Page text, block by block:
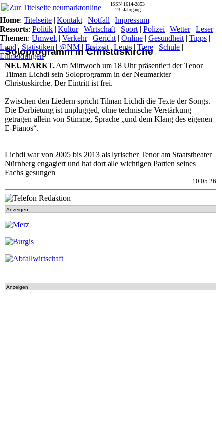
Soloprogramm in Christuskirche
NEUMARKT. Am Mittwoch um 18 Uhr präsentiert der Tenor
Tilman Lichdi sein Soloprogramm in der Neumarkter
Christuskirche. Der Eintritt ist frei.
Zwischen den Liedern spricht Tilman Lichdi die Texte der Songs.
Die Darbietung ist unplugged, ohne technische Verstärkung –
getragen allein von Stimme, Sprache „und dem Klang des eigenen
E-Pianos“.
Lichdi war von 2005 bis 2013 als lyrischer Tenor am Staatstheater
Nürnberg engagiert und hat dort alle wichtigen Partien seines
Fachs gesungen.
10.05.26
Anzeigen
Anzeigen
ISSN 1614-2853
23. Jahrgang
Home: Titelseite | Kontakt | Notfall | Impressum
Ressorts: Politik | Kultur| Wirtschaft | Sport | Polizei | Wetter| Leser
Themen: Umwelt | Verkehr| Gericht | Online | Gesundheit | Tipps |
Land | Statistiken | @NM | Freizeit |Leute| Tiere | Schule |
Eilmeldungen